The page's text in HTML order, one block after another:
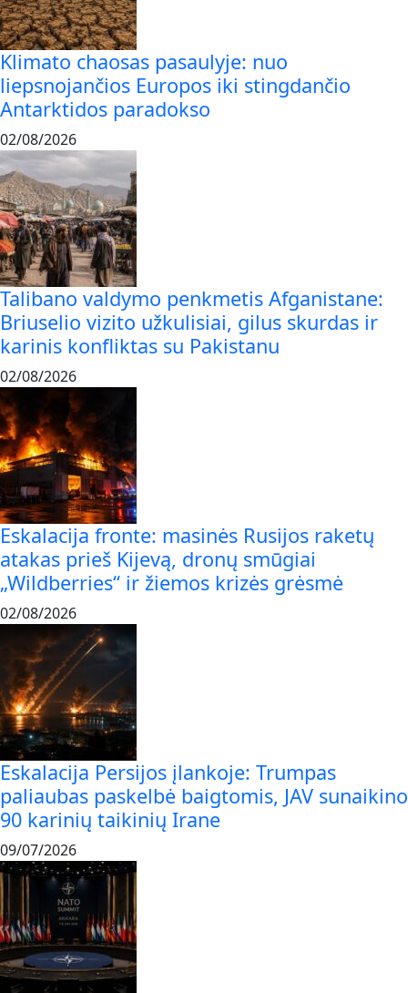
Klimato chaosas pasaulyje: nuo
liepsnojančios Europos iki stingdančio
Antarktidos paradokso
02/08/2026
Talibano valdymo penkmetis Afganistane:
Briuselio vizito užkulisiai, gilus skurdas ir
karinis konfliktas su Pakistanu
02/08/2026
Eskalacija fronte: masinės Rusijos raketų
atakas prieš Kijevą, dronų smūgiai
„Wildberries“ ir žiemos krizės grėsmė
02/08/2026
Eskalacija Persijos įlankoje: Trumpas
paliaubas paskelbė baigtomis, JAV sunaikino
90 karinių taikinių Irane
09/07/2026